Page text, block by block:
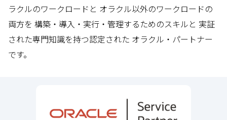
ラクルのワークロードと オラクル以外のワークロードの
両方を 構築・導入・実行・管理するためのスキルと 実証
された専門知識を持つ認定された オラクル・パートナー
です。